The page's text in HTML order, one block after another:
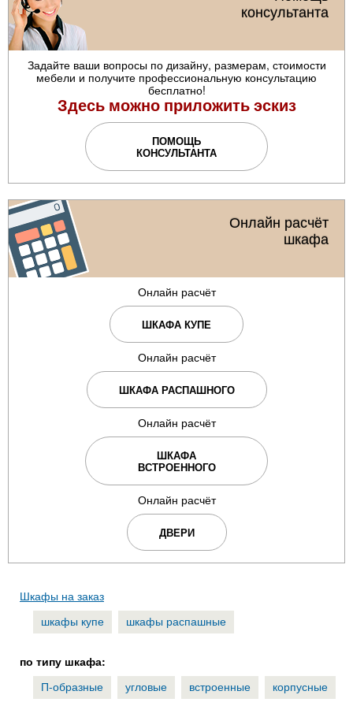
консультанта
Задайте ваши вопросы по дизайну, размерам, стоимости
мебели и получите профессиональную консультацию
бесплатно!
Здесь можно приложить эскиз
ПОМОЩЬ
КОНСУЛЬТАНТА
Онлайн расчёт
шкафа
Онлайн расчёт
ШКАФА КУПЕ
Онлайн расчёт
ШКАФА РАСПАШНОГО
Онлайн расчёт
ШКАФА
ВСТРОЕННОГО
Онлайн расчёт
ДВЕРИ
Шкафы на заказ
шкафы купе
шкафы распашные
по типу шкафа:
П-образные
угловые встроенные корпусные